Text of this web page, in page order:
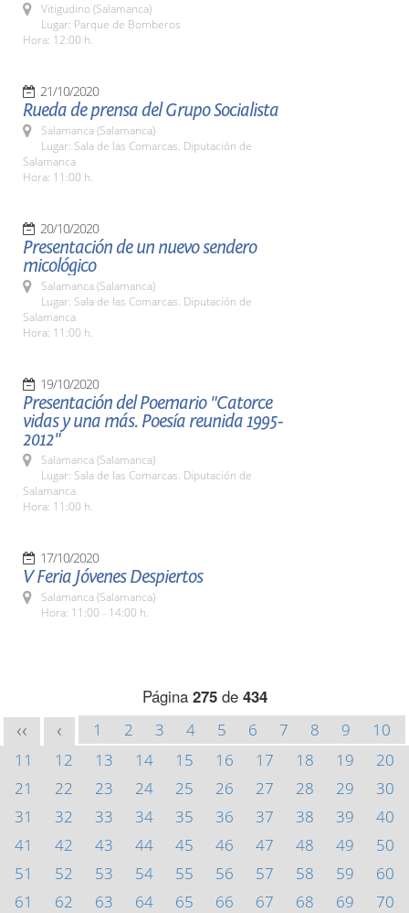
Vitigudino (Salamanca)
Lugar: Parque de Bomberos
Hora: 12:00 h.
21/10/2020
Rueda de prensa del Grupo Socialista
Salamanca (Salamanca)
Lugar: Sala de las Comarcas. Diputación de
Salamanca
Hora: 11:00 h.
20/10/2020
Presentación de un nuevo sendero
micológico
Salamanca (Salamanca)
Lugar: Sala de las Comarcas. Diputación de
Salamanca
Hora: 11:00 h.
19/10/2020
Presentación del Poemario "Catorce
vidas y una más. Poesía reunida 1995-
2012"
Salamanca (Salamanca)
Lugar: Sala de las Comarcas. Diputación de
Salamanca
Hora: 11:00 h.
17/10/2020
V Feria Jóvenes Despiertos
Salamanca (Salamanca)
Hora: 11:00 - 14:00 h.
Página 275de 434
<< < 1 2 3 4 5 6 7 8 9
10
11
12 13 14 15 16 17 18 19
20
21
22 23 24 25 26 27 28 29
30
31
32 33 34 35 36 37 38 39
40
41
42 43 44 45 46 47 48 49
50
51
52 53 54 55 56 57 58 59
60
61
62 63 64 65 66 67 68 69
70